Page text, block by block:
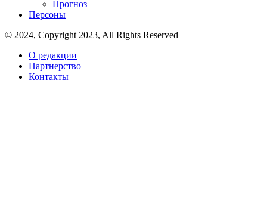
Прогноз
Персоны
© 2024, Copyright 2023, All Rights Reserved
О редакции
Партнерство
Контакты